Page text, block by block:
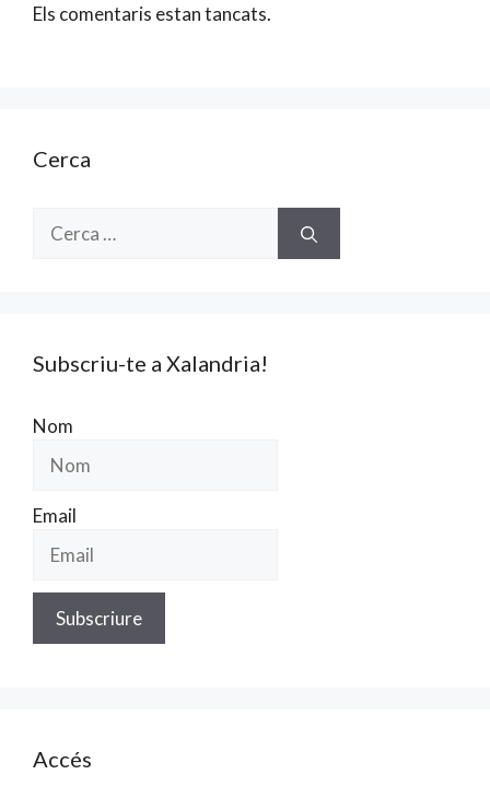
Els comentaris estan tancats.
Cerca
Cerca:
Subscriu-te a Xalandria!
Nom
Email
Accés